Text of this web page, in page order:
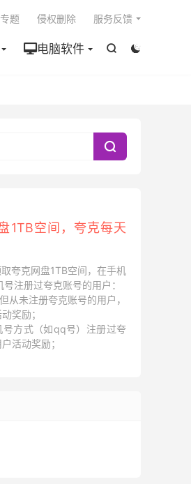


电脑软件
题 侵权删除 服务反馈

1TB空间，夸克每天
夸克网盘1TB空间，在手机
注册过夸克账号的用户：
从未注册夸克账号的用户，
奖励；
号方式（如qq号）注册过夸
活动奖励；